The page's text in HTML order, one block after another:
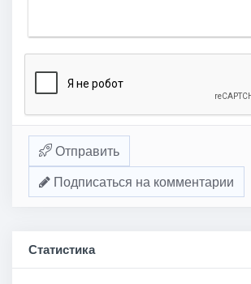
Отправить
Подписаться на комментарии
Статистика